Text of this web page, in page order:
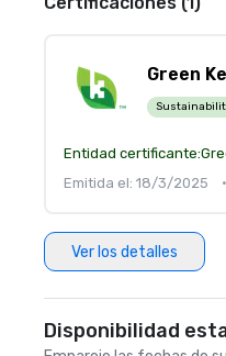
Green
Entidad certificante:
Emitida el: 18/3/2025
•
Ver los detalles
Disponibilidad